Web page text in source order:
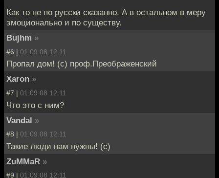
Как то не по русски сказанно. А в остальном в меру
эмоционально и по существу.
Bujhm »
#6 | 01.09.08 12:11
Пропал дом! (с) проф.Преображенский
Xaron »
#7 | 01.09.08 12:11
Что это с ним?
Vandal »
#8 | 01.09.08 12:11
Такие люди нам нужны! (с)
ZuMMaR »
#9 | 01.09.08 12:11